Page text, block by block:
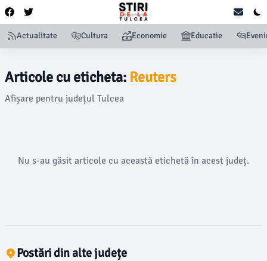
Actualitate Cultura Economie Educatie
Articole cu eticheta: Reuters
Afișare pentru județul Tulcea
Nu s-au găsit articole cu această etichetă în acest județ.
Postări din alte județe